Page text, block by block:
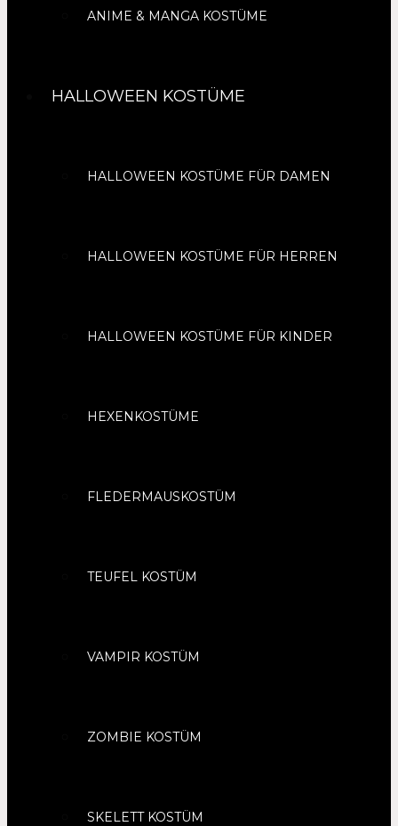
ANIME & MANGA KOSTÜME
HALLOWEEN KOSTÜME
HALLOWEEN KOSTÜME FÜR DAMEN
HALLOWEEN KOSTÜME FÜR HERREN
HALLOWEEN KOSTÜME FÜR KINDER
HEXENKOSTÜME
FLEDERMAUSKOSTÜM
TEUFEL KOSTÜM
VAMPIR KOSTÜM
ZOMBIE KOSTÜM
SKELETT KOSTÜM